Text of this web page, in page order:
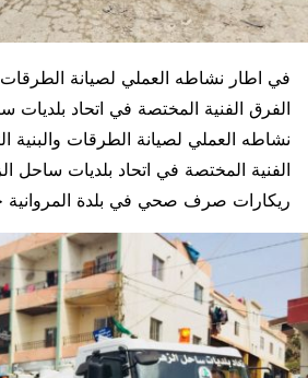
في اطار نشاطه العملي لصيانة الطرقات
الفرق الفنية المختصة في اتحاد بلديات
نشاطه العملي لصيانة الطرقات والبنية
الفنية المختصة في اتحاد بلديات ساحل
ريكارات صرف صحي في بلدة المروانية